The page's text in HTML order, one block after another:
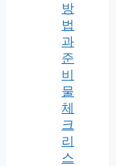
방
법
과
준
비
물
체
크
리
스